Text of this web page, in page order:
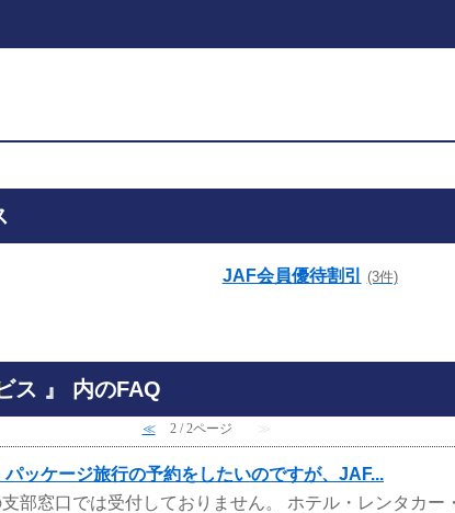
JAF会員優待割引 (3件)
ス 』 内のFAQ
≪ 2 / 2ページ ≫
ッケージ旅行の予約をしたいのですが、JAF...
部窓口では受付しておりません。 ホテル・レンタカー